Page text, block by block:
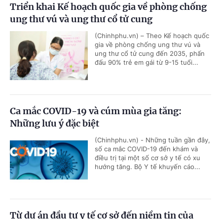
Triển khai Kế hoạch quốc gia về phòng chống
ung thư vú và ung thư cổ tử cung
(Chinhphu.vn) – Theo Kế hoạch quốc
gia về phòng chống ung thư vú và
ung thư cổ tử cung đến 2035, phấn
đấu 90% trẻ em gái từ 9-15 tuổi...
Ca mắc COVID-19 và cúm mùa gia tăng:
Những lưu ý đặc biệt
(Chinhphu.vn) - Những tuần gần đây,
số ca mắc COVID-19 đến khám và
điều trị tại một số cơ sở y tế có xu
hướng tăng. Bộ Y tế khuyến cáo...
Từ dự án đầu tư y tế cơ sở đến niềm tin của